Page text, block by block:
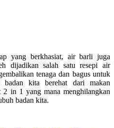
yang berkhasiat, air barli juga
dijadikan salah satu resepi air
tenaga dan bagus untuk
badan kita berehat dari makan
in 1 yang mana menghilangkan
badan kita.